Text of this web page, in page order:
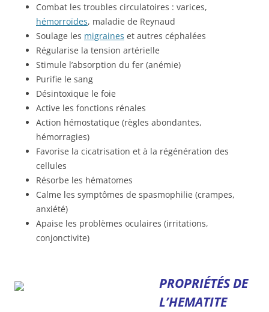
Combat les troubles circulatoires : varices,
hémorroïdes, maladie de Reynaud
Soulage les migraines et autres céphalées
Régularise la tension artérielle
Stimule l’absorption du fer (anémie)
Purifie le sang
Désintoxique le foie
Active les fonctions rénales
Action hémostatique (règles abondantes,
hémorragies)
Favorise la cicatrisation et à la régénération des
cellules
Résorbe les hématomes
Calme les symptômes de spasmophilie (crampes,
anxiété)
Apaise les problèmes oculaires (irritations,
conjonctivite)
PROPRIÉTÉS DE
L’HEMATITE